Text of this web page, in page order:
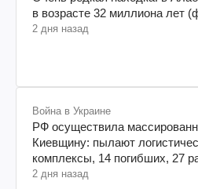
в возрасте 32 миллиона лет
2 дня назад
Война в Украине
РФ осуществила
Киевщину: пылают
комплексы, 14 погибших, 27
2 дня назад